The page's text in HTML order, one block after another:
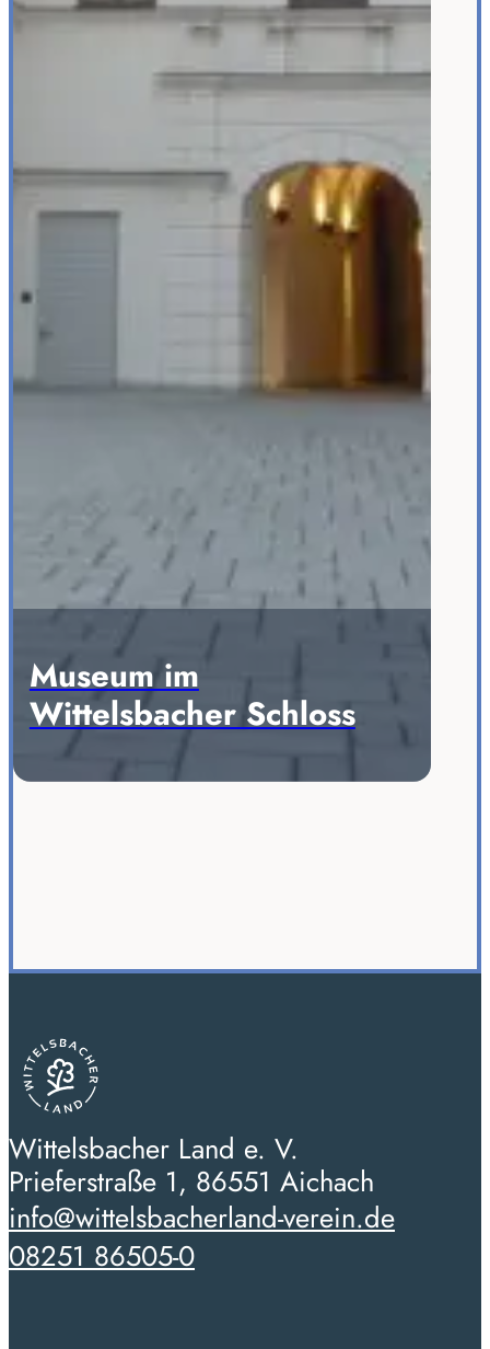
Museum im
Wittelsbacher Schloss
Wittelsbacher Land e. V.
Prieferstraße 1, 86551 Aichach
info@wittelsbacherland-verein.de
08251 86505-0